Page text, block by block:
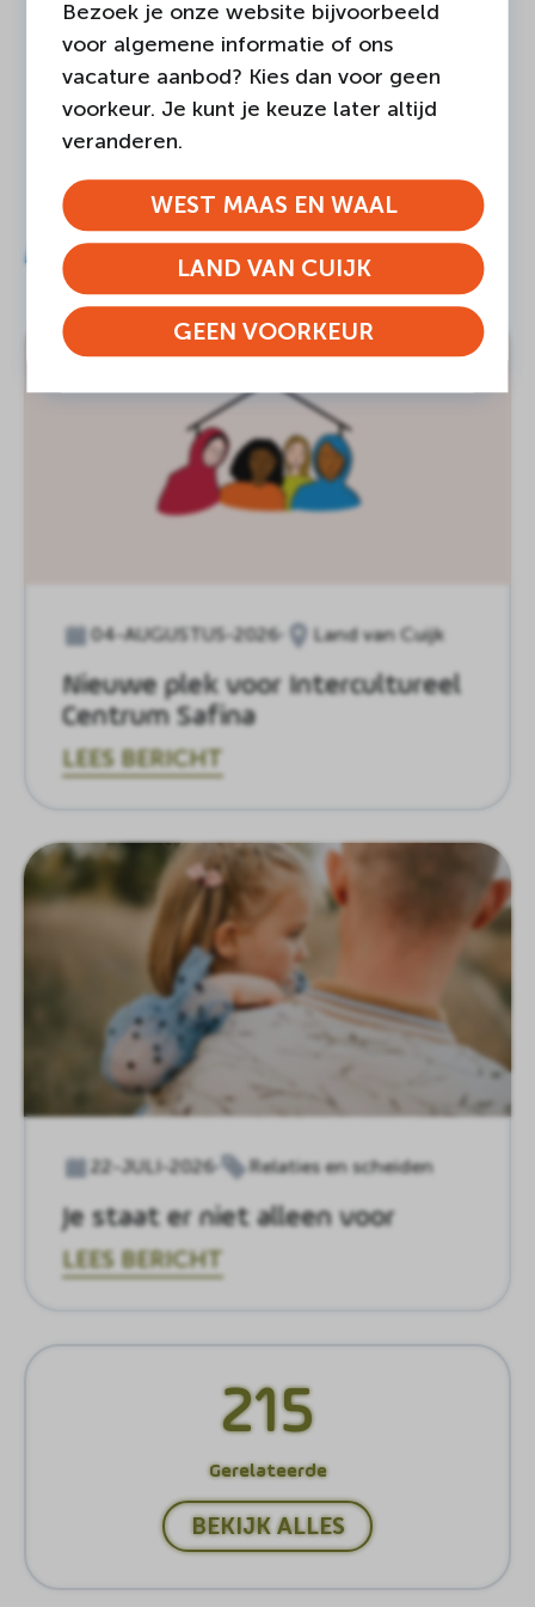
Ander nieuws
04-AUGUSTUS-2026 Land van Cuijk
Nieuwe plek voor Intercultureel
Centrum Safina
LEES BERICHT
22-JULI-2026 Relaties en scheiden
Je staat er niet alleen voor
LEES BERICHT
215
Gerelateerde
BEKIJK ALLES
Bezoek je onze website bijvoorbeeld
voor algemene informatie of ons
vacature aanbod? Kies dan voor geen
voorkeur. Je kunt je keuze later altijd
veranderen.
WEST MAAS EN WAAL
LAND VAN CUIJK
GEEN VOORKEUR